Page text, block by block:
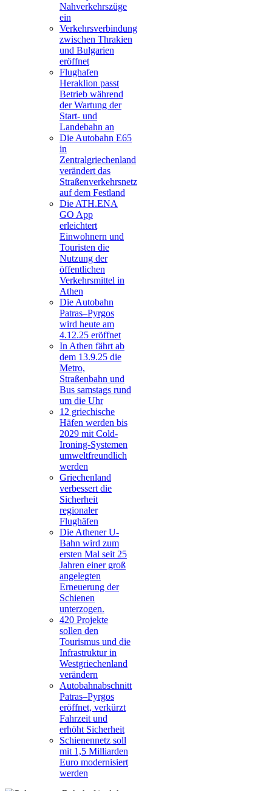
Nahverkehrszüge
ein
Verkehrsverbindung
zwischen Thrakien
und Bulgarien
eröffnet
Flughafen
Heraklion passt
Betrieb während
der Wartung der
Start- und
Landebahn an
Die Autobahn E65
in
Zentralgriechenland
verändert das
Straßenverkehrsnetz
auf dem Festland
Die ATH.ENA
GO App
erleichtert
Einwohnern und
Touristen die
Nutzung der
öffentlichen
Verkehrsmittel in
Athen
Die Autobahn
Patras–Pyrgos
wird heute am
4.12.25 eröffnet
In Athen fährt ab
dem 13.9.25 die
Metro,
Straßenbahn und
Bus samstags rund
um die Uhr
12 griechische
Häfen werden bis
2029 mit Cold-
Ironing-Systemen
umweltfreundlich
werden
Griechenland
verbessert die
Sicherheit
regionaler
Flughäfen
Die Athener U-
Bahn wird zum
ersten Mal seit 25
Jahren einer groß
angelegten
Erneuerung der
Schienen
unterzogen.
420 Projekte
sollen den
Tourismus und die
Infrastruktur in
Westgriechenland
verändern
Autobahnabschnitt
Patras–Pyrgos
eröffnet, verkürzt
Fahrzeit und
erhöht Sicherheit
Schienennetz soll
mit 1,5 Milliarden
Euro modernisiert
werden